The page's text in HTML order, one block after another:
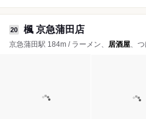
20 楓 京急蒲田店
京急蒲田駅 184m / ラーメン、 居酒屋、